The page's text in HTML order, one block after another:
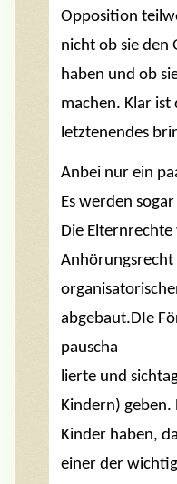
Opposition
nicht ob sie den
haben und ob
machen. Klar ist
letztenendes
Anbei nur ein
Es werden
Die
Anhörungsrecht
abgebaut.DIe
pauscha
lierte und
Kindern) geben.
Kinder haben,
einer der